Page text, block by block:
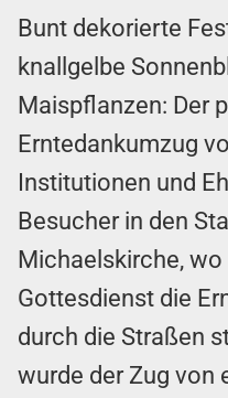
Bunt dekorierte
knallgelbe
Maispflanzen: Der
Erntedankumzug
Institutionen und
Besucher in den
Michaelskirche,
Gottesdienst die
durch die Straßen
wurde der Zug von